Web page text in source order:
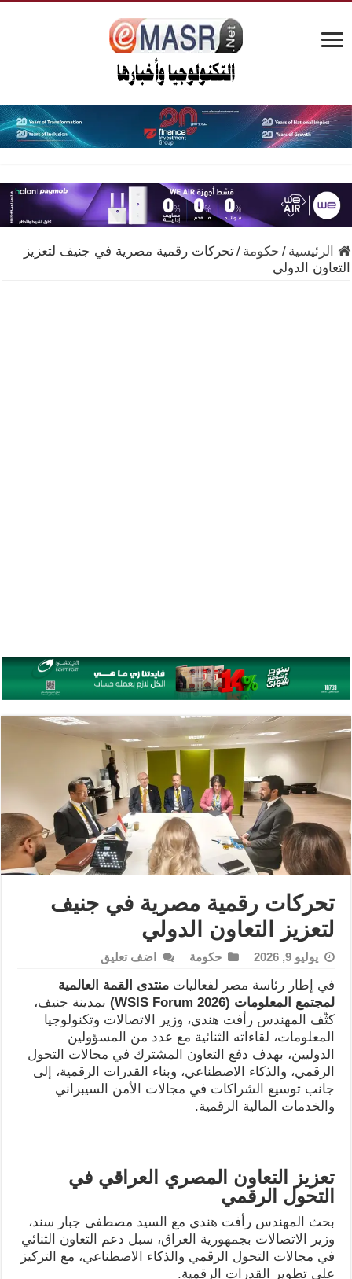
الرئيسية / حكومة / تحركات رقمية مصرية في جنيف لتعزيز
التعاون الدولي
تحركات رقمية مصرية في جنيف
لتعزيز التعاون الدولي
يوليو 9, 2026 حكومة اضف تعليق
في إطار رئاسة مصر لفعاليات منتدى القمة العالمية
لمجتمع المعلومات(WSIS Forum 2026)
بمدينة جنيف،
كثّف المهندس رأفت هندي، وزير الاتصالات وتكنولوجيا
المعلومات، لقاءاته الثنائية مع عدد من المسؤولين
الدوليين، بهدف دفع التعاون المشترك في مجالات التحول
الرقمي، والذكاء الاصطناعي، وبناء القدرات الرقمية، إلى
جانب توسيع الشراكات في مجالات الأمن السيبراني
والخدمات المالية الرقمية.
تعزيز التعاون المصري العراقي في
التحول الرقمي
بحث المهندس رأفت هندي مع السيد مصطفى جبار سند،
وزير الاتصالات بجمهورية العراق، سبل دعم التعاون الثنائي
في مجالات التحول الرقمي والذكاء الاصطناعي، مع التركيز
على تطوير القدرات الرقمية.